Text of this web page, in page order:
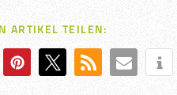
ARTIKEL TEILEN: